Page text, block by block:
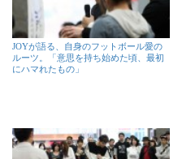
JOYが語る、自身のフットボール愛の
ルーツ。「意思を持ち始めた頃、最初
にハマれたもの」